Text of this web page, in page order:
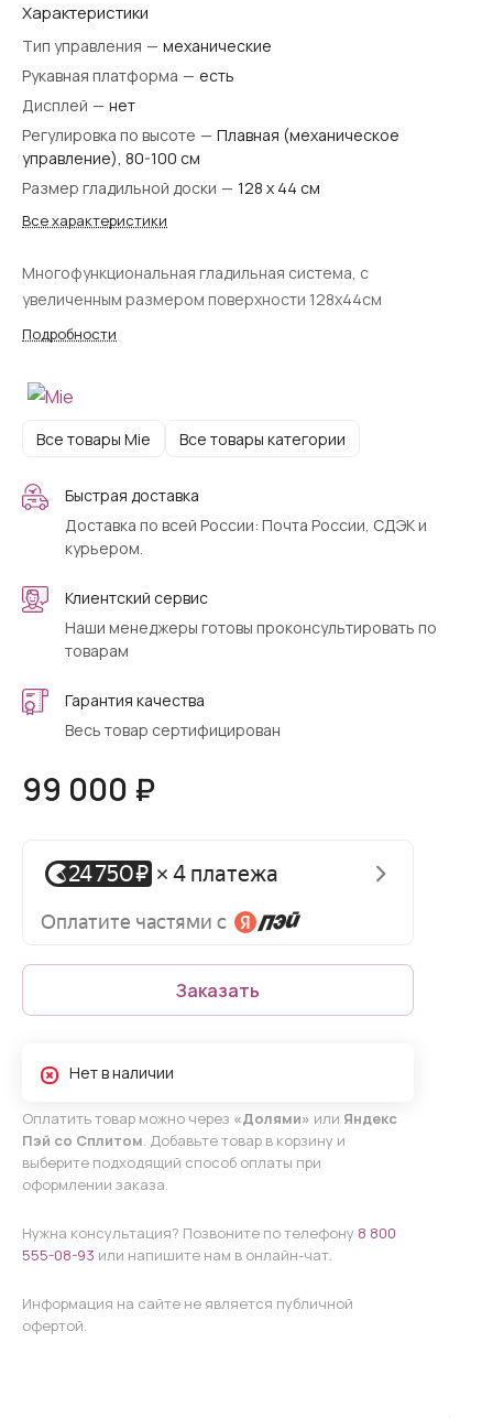
Характеристики
Тип управления — механические
Рукавная платформа — есть
Дисплей — нет
Регулировка по высоте — Плавная (механическое
управление), 80-100 см
Размер гладильной доски — 128 х 44 см
Все характеристики
Многофункциональная гладильная система, c
увеличенным размером поверхности 128х44см
Подробности
Все товары Mie Все товары категории
Быстрая доставка
Доставка по всей России: Почта России, СДЭК и
курьером.
Клиентский сервис
Наши менеджеры готовы проконсультировать по
товарам
Гарантия качества
Весь товар сертифицирован
99 000 ₽
Заказать
Нет в наличии
Оплатить товар можно через «Долями» или Яндекс
Пэй со Сплитом. Добавьте товар в корзину и
выберите подходящий способ оплаты при
оформлении заказа.
Нужна консультация? Позвоните по телефону 8 800
555-08-93 или напишите нам в онлайн-чат.
Информация на сайте не является публичной
офертой.